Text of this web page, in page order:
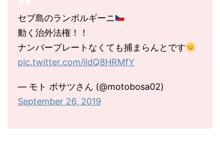
セブ島のランボルギーニ
動く治外法権！！
ナンバープレートなくても捕まらんとです
pic.twitter.com/ildQ8HRMfY
— モト ボサツさん (@motobosa02)
September 26, 2019